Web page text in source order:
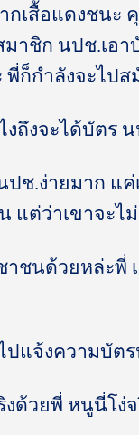
กเสื้อแดงชน
าชิก นปช.เอ
พี่ก็กำลังจะไป
งถึงจะได้บัตร
ช.ง่ายมาก แ
แต่ว่าเขาจะไ
ชนด้วยหล่ะพี่
แจ้งความบัต
ด้วยพี่ หนูนี่โง่จ